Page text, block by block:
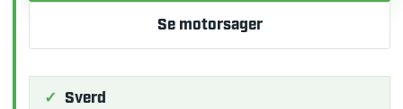
Se motorsager
Sverd